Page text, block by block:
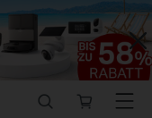
Close
store
Menu